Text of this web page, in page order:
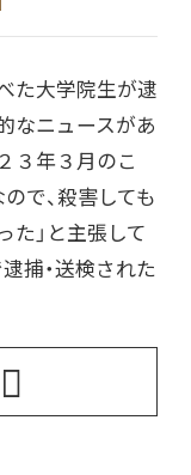
た大学院生が逮
なニュースがあ
３年３月のこ
ので、殺害しても
た」と主張して
捕・送検された